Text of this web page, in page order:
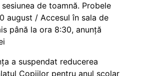
de toamnă. Probele
august / Accesul în sala de
până la ora 8:30, anunță
a suspendat reducerea
Copiilor pentru anul școlar